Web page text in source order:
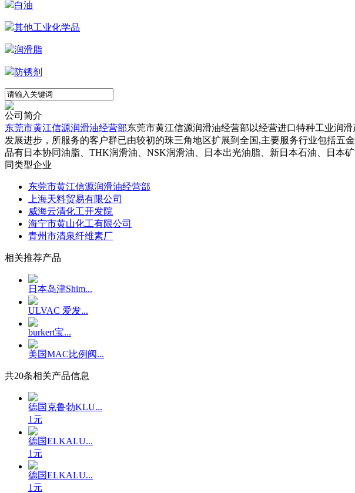
白油
其他工业化学品
润滑脂
防锈剂
公司简介
东莞市黄江信源润滑油经营部东莞市黄江信源润滑油经营部以经营进口特种工业润
发展进步，所服务的客户群已由较初的珠三角地区扩展到全国,主要服务行业包括
品有日本协同油脂、THK润滑油、NSK润滑油、日本出光油脂、新日本石油、日本
同类型企业
东莞市黄江信源润滑油经营部
上海天料贸易有限公司
威海云清化工开发院
海宁市黄山化工有限公司
青州市清泉纤维素厂
相关推荐产品
日本岛津Shim...
ULVAC 爱发...
burkert宝...
美国MAC比例阀...
共20条相关产品信息
德国克鲁勃KLU...
1元
德国ELKALU...
1元
德国ELKALU...
1元